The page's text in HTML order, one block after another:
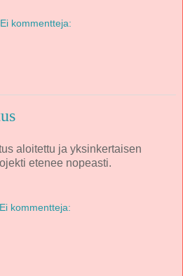
Ei kommentteja:
aloitettu ja yksinkertaisen
etenee nopeasti.
Ei kommentteja: